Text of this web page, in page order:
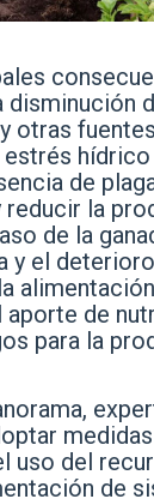
disminución
otras
de
reducir la
de la
y el
aporte de
para la
uso del
de